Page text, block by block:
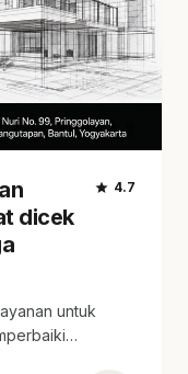
dicek
star 4.7
untuk